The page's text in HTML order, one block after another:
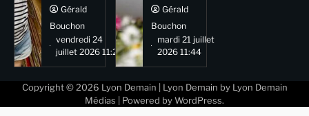
Gérald
Bouchon
vendredi 24
juillet 2026 11:29
Gérald
Bouchon
mardi 21 juillet
2026 11:44
Copyright © 2026 Lyon Demain | Lyon Demain by Lyon Demain
Médias | Powered by WordPress.